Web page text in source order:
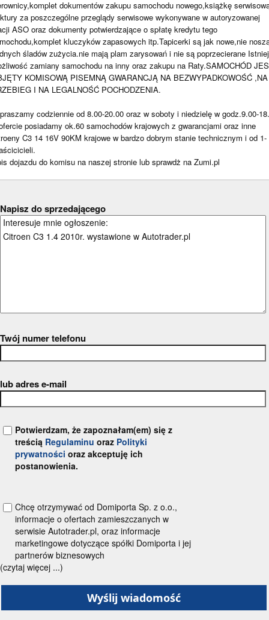
dokumentów zakupu samochodu nowego,książkę
za poszczególne przeglądy serwisowe wykonywane w autoryzowanej
ASO oraz dokumenty potwierdzające o spłatę kredytu tego
kluczyków zapasowych itp.Tapicerki są jak nowe,nie
śladów zużycia.nie mają plam zarysowań i nie są poprzecierane
zamiany samochodu na inny oraz zakupu na Raty.SAMOCHÓD
KOMISOWĄ PISEMNĄ GWARANCJĄ NA BEZWYPADKOWOŚĆ ,NA
I NA LEGALNOŚĆ POCHODZENIA.
codziennie od 8.00-20.00 oraz w soboty i niedzielę w godz.9.00-
posiadamy ok.60 samochodów krajowych z gwarancjami oraz inne
C3 14 16V 90KM krajowe w bardzo dobrym stanie technicznym i od 1-
dojazdu do komisu na naszej stronie lub sprawdż na Zumi.pl
Napisz do sprzedającego
Twój numer telefonu
lub adres e-mail
Potwierdzam, że zapoznałam(em) się z
treścią Regulaminu oraz Polityki
prywatności oraz akceptuję ich
postanowienia.
Chcę otrzymywać od Domiporta Sp. z o.o.,
informacje o ofertach zamieszczanych w
serwisie Autotrader.pl, oraz informacje
marketingowe dotyczące spółki Domiporta i jej
partnerów biznesowych
(czytaj więcej ...)